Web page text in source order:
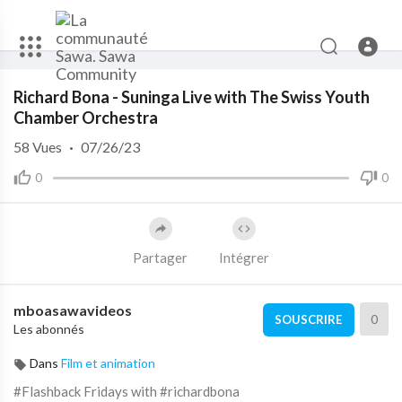
Code 150: Unknown error.
Download File: https://www.youtube.com/watch?v=SkfQPjAxu-0
Richard Bona - Suninga Live with The Swiss Youth
Chamber Orchestra
0 0
58 Vues · 07/26/23
Partager Intégrer
mboasawavideos
Les abonnés
SOUSCRIRE 0
Dans Film et animation
#Flashback Fridays with #richardbona